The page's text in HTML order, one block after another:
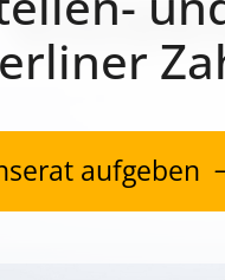
aufgeben